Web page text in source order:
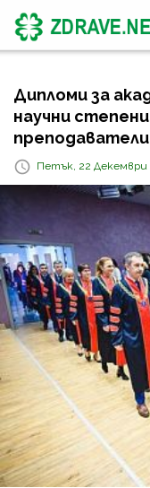
Дипломи за
научни
Петък, 22 Декември